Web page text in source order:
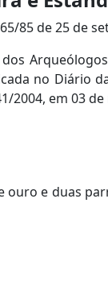
85 de 25 de
no Diário
2004, em 03
e duas